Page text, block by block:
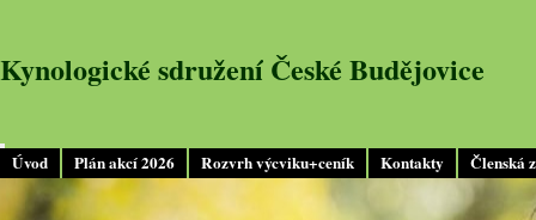
Úvod Plán akcí 2026 Rozvrh výcviku+ceník Kontakty Členská
Kynologické sdružení České Budějovice